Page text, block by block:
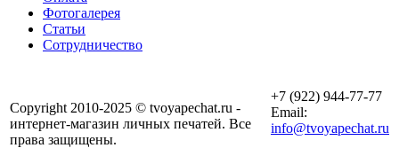
Фотогалерея
Статьи
Сотрудничество
Copyright 2010-2025 © tvoyapechat.ru -
интернет-магазин личных печатей. Все
права защищены.
+7 (922) 944-77-77
Email:
info@tvoyapechat.ru